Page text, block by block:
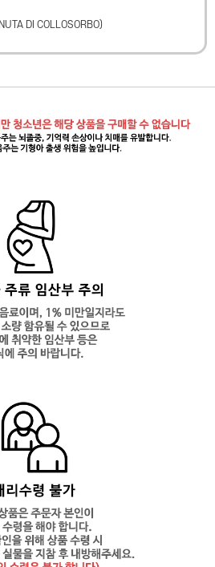
DI COLLOSORBO)